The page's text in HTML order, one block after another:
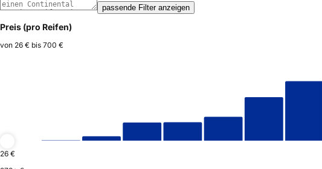
passende Filter anzeigen
Preis (pro Reifen)
von 26 € bis 700 €
26 €